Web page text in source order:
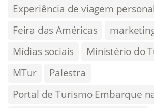
Experiência de viagem
Feira das Américas
Mídias sociais
Ministério do
MTur
Palestra
Portal de Turismo Embarque